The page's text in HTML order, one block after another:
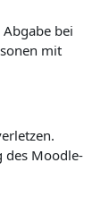
bei
mit
des Moodle-